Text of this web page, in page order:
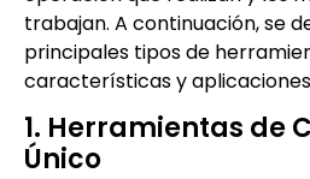
trabajan. A continuación, se
principales tipos de
características y
1. Herramientas de
Único